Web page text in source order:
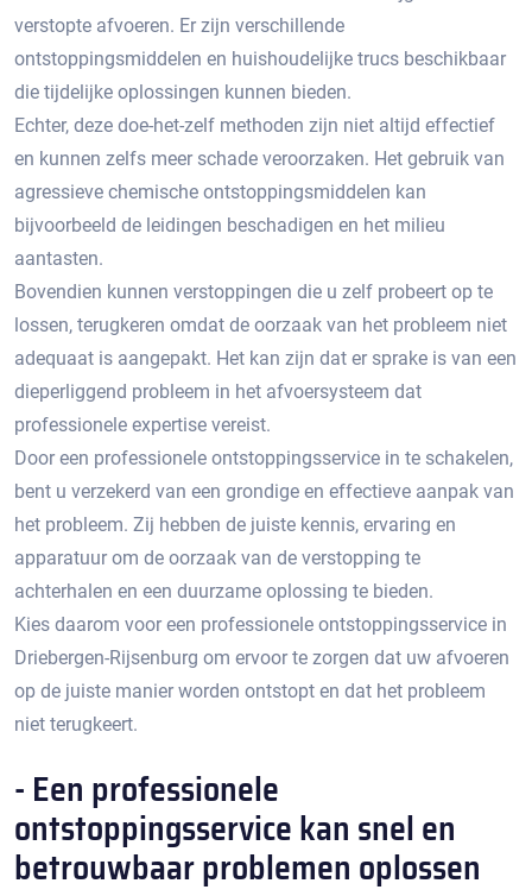
verstopte afvoeren.​ Er zijn verschillende
ontstoppingsmiddelen en huishoudelijke trucs beschikbaar
die tijdelijke oplossingen kunnen bieden.​
Echter, deze doe-het-zelf methoden zijn niet altijd effectief
en kunnen zelfs meer schade veroorzaken.​ Het gebruik van
agressieve chemische ontstoppingsmiddelen kan
bijvoorbeeld de leidingen beschadigen en het milieu
aantasten.
Bovendien kunnen verstoppingen die u zelf probeert op te
lossen, terugkeren omdat de oorzaak van het probleem niet
adequaat is aangepakt.​ Het kan zijn dat er sprake is van een
dieperliggend probleem in het afvoersysteem dat
professionele expertise vereist.​
Door een professionele ontstoppingsservice in te schakelen,
bent u verzekerd van een grondige en effectieve aanpak van
het probleem.​ Zij hebben de juiste kennis, ervaring en
apparatuur om de oorzaak van de verstopping te
achterhalen en een duurzame oplossing te bieden.
Kies daarom voor een professionele ontstoppingsservice in
Driebergen-Rijsenburg om ervoor te zorgen dat uw afvoeren
op de juiste manier worden ontstopt en dat het probleem
niet terugkeert.​
- Een professionele
ontstoppingsservice kan snel en
betrouwbaar problemen oplossen